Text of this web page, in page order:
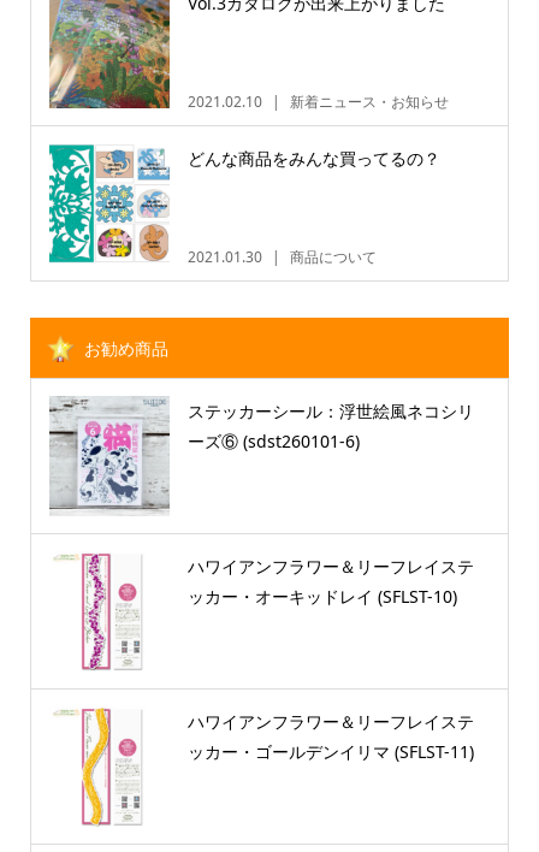
2021.02.10 新着ニュース・お知らせ
どんな商品をみんな買ってるの？
2021.01.30 商品について
お勧め商品
ステッカーシール：浮世絵風ネコシリ
ーズ⑥ (sdst260101-6)
ハワイアンフラワー＆リーフレイステ
ッカー・オーキッドレイ (SFLST-10)
ハワイアンフラワー＆リーフレイステ
ッカー・ゴールデンイリマ (SFLST-11)